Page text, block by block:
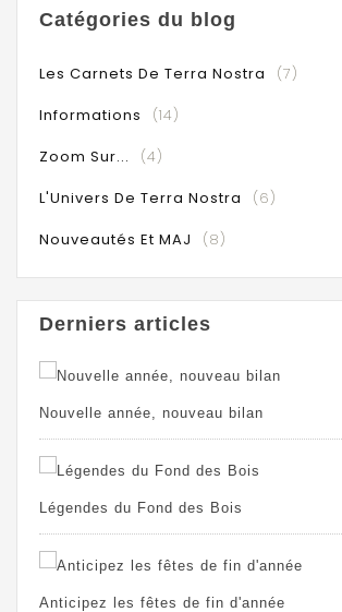
Catégories du blog
Les Carnets De Terra Nostra
(7)
Informations
(14)
Zoom Sur...
(4)
L'Univers De Terra Nostra
(6)
Nouveautés Et MAJ
(8)
Derniers articles
Nouvelle année, nouveau bilan
Légendes du Fond des Bois
Anticipez les fêtes de fin d'année